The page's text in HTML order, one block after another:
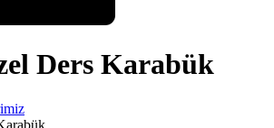
Ders Karabük